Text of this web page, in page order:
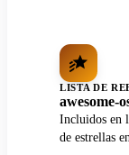
LISTA DE
awesome-
Incluidos en
de estrellas